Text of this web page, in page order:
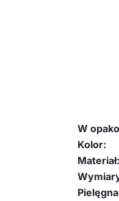
W
Kolor:
Materiał: